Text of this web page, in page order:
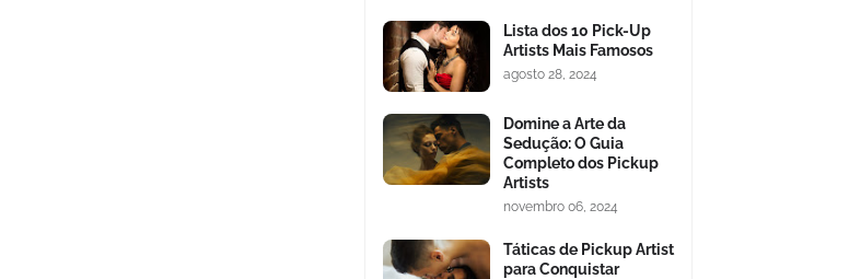
Lista dos 10 Pick-Up
Artists Mais Famosos
agosto 28, 2024
Domine a Arte da
Sedução: O Guia
Completo dos Pickup
Artists
novembro 06, 2024
Táticas de Pickup Artist
para Conquistar